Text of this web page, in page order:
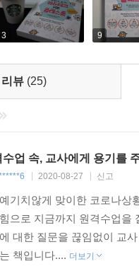
3 9
뷰 (25)
수업 속, 교사에게 용기를
2020-08-27 신고
예기치않게 맞이한 코로나상
힘으로 지금까지 원격수업을
에 대한 질문을 끊임없이 교
는 책입니다.... 더보기